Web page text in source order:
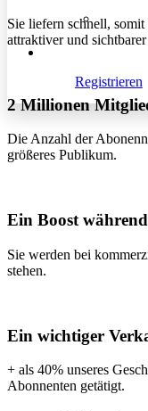
Registrieren
Sie liefern schnell,
attraktiver und
2 Millionen
Die Anzahl der
größeres Publikum.
Ein Boost
Sie werden bei
stehen.
Ein wichtiger
+ als 40% unseres
Abonnenten getätigt.